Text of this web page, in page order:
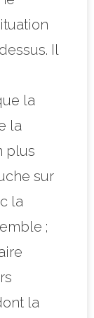
Il
la
la
plus
sur
la
;
la